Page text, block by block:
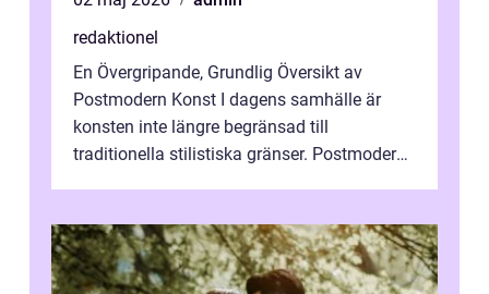
redaktionel
En Övergripande, Grundlig Översikt av
Postmodern Konst I dagens samhälle är
konsten inte längre begränsad till
traditionella stilistiska gränser. Postmodern